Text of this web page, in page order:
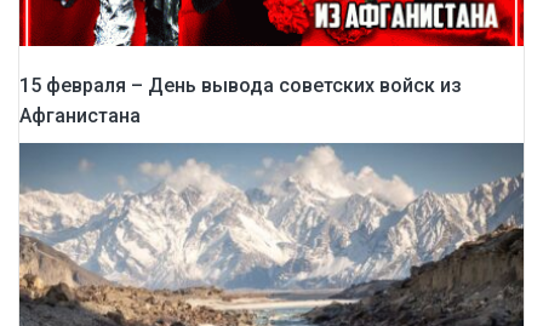
15 февраля – День вывода советских войск из
Афганистана